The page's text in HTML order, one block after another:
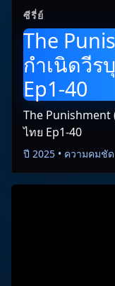
ซีรี่ย์
The
กำเนิดวี
Ep1-40
The
ไทย Ep1-40
ปี 2025 • ความคมชั